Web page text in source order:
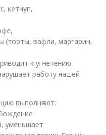
кетчуп,
(торты, вафли, маргарин,
к угнетению
работу нашей
выполняют:
уменьшает